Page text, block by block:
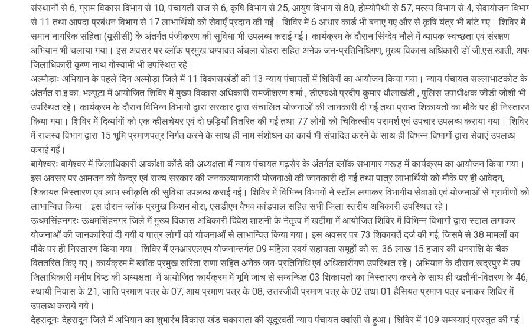
संस्थानों से 6, ग्राम विकास विभाग से 10, पंचायती राज से 6, कृषि विभाग से 25, आयुष विभाग से 80, होम्योपैथी से 57, मत्स्य विभाग से 4, सेवायोजन
से 11 तथा आपदा प्रबंधन विभाग से 17 लाभार्थियों को सेवाएँ प्रदान की गईं। शिविर में 6 आधार कार्ड भी बनाए गए और से कृषि यंत्र भी बांटे गए। शिविर में
समान नागरिक संहिता (यूसीसी) के अंतर्गत पंजीकरण की सुविधा भी उपलब्ध कराई गई। कार्यक्रम के दौरान सिंग्देव नौले में व्यापक स्वच्छता एवं संरक्षण
अभियान भी चलाया गया। इस अवसर पर ब्लॉक प्रमुख चम्पावत अंचला बोहरा सहित अनेक जन-प्रतिनिधिगण, मुख्य विकास अधिकारी डॉ जी.एस.खाती,
जिलाधिकारी कृष्ण नाथ गोस्वामी भी उपस्थित रहे।
अल्मोड़ाः अभियान के पहले दिन अल्मोड़ा जिले में 11 विकासखंडों की 13 न्याय पंचायतों में शिविरों का आयोजन किया गया। न्याय पंचायत सल्लाभाटकोट के
अंतर्गत रा.इ.का. भल्यूटा में आयोजित शिविर में मुख्य विकास अधिकारी रामजीशरण शर्मा , डीएफओ प्रदीप कुमार धौलाखंडी , पुलिस उपाधीक्षक जीडी जोशी भी
उपस्थित रहे। कार्यक्रम के दौरान विभिन्न विभागों द्वारा सरकार द्वारा संचालित योजनाओं की जानकारी दी गई तथा प्राप्त शिकायतों का मौके पर ही
किया गया। शिविर में दिव्यांगों को एक व्हीलचेयर एवं दो छड़ियाँ वितरित की गईं तथा 77 लोगों को चिकित्सीय परामर्श एवं उपचार उपलब्ध कराया गया। शिविर
में राजस्व विभाग द्वारा 15 भूमि प्रमाणपत्र निर्गत करने के साथ ही नाम संशोधन का कार्य भी संपादित करने के साथ ही विभन्न विभागों द्वारा सेवाएं उपलब्ध
कराई गईं।
बागेश्वरः बागेश्वर में जिलाधिकारी आकांक्षा कोंडे की अध्यक्षता में न्याय पंचायत गढ़सेर के अंतर्गत ब्लॉक सभागार गरूड़ में कार्यक्रम का आयोजन किया गया।
इस अवसर पर आमजन को केन्द्र एवं राज्य सरकार की जनकल्याणकारी योजनाओं की जानकारी दी गई तथा पात्र लाभार्थियों को मौके पर ही आवेदन,
शिकायत निस्तारण एवं लाभ स्वीकृति की सुविधा उपलब्ध कराई गई। शिविर में विभिन्न विभागों ने स्टॉल लगाकर विभागीय सेवाओं एवं योजनाओं से ग्रामीणों को
लाभान्वित किया। इस दौरान ब्लॉक प्रमुख किशन बोरा, एसडीएम वैभव कांडपाल सहित सभी जिला स्तरीय अधिकारी उपस्थित रहे।
ऊधमसिंहनगरः ऊधमसिंहनगर जिले में मुख्य विकास अधिकारी दिवेश शाशनी के नेतृत्व में खटीमा में आयोजित शिविर में विभिन्न विभागों द्वारा स्टाल लगाकर
योजनाओं की जानकारियां दी गयी व पात्र लोगों को योजनाओं से लाभान्वित किया गया। इस अवसर पर 73 शिकायतें दर्ज की गई, जिसमे से 38 मामलों का
मौके पर ही निस्तारण किया गया। शिविर में एनआरएलएम योजनान्तर्गत 09 महिला स्वयं सहायता समूहों को रू. 36 लाख 15 हजार की धनराशि के चैक
विततरित किए गए। कार्यक्रम में ब्लॉक प्रमुख सरिता राणा सहित अनेक जन-प्रतिनिधि एवं अधिकारीगण उपस्थित रहे। अभियान के दौरान रूद्रपुर में उप
जिलाधिकारी मनीष बिष्ट की अध्यक्षता में आयोजित कार्यक्रम में भूमि जांच से सम्बन्धित 03 शिकायतों का निस्तारण करने के साथ ही खतौनी-वितरण के 46,
स्थायी निवास के 21, जाति प्रमाण पत्र के 07, आय प्रमाण पत्र के 08, उत्तरजीवी प्रमाण पत्र के 02 तथा 01 हैसियत प्रमाण पत्र बनाकर शिविर में
उपलब्ध कराये गये।
देहरादूनः देहरादून जिले में अभियान का शुभारंभ विकास खंड चकाराता की सूदूरवर्ती न्याय पंचायत क्वांसी से हुआ। शिविर में 109 समस्याएं प्रस्तुत की गई।